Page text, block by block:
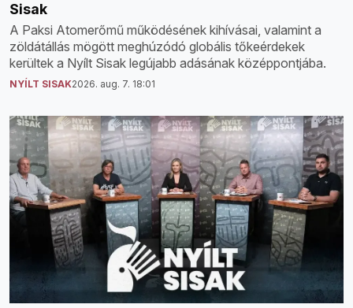
Sisak
A Paksi Atomerőmű működésének kihívásai, valamint a
zöldátállás mögött meghúzódó globális tőkeérdekek
kerültek a Nyílt Sisak legújabb adásának középpontjába.
NYÍLT SISAK2026. aug. 7. 18:01